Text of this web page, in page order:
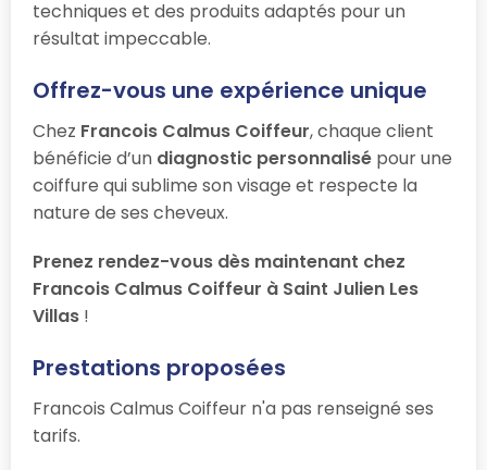
techniques et des produits adaptés pour un
résultat impeccable.
Offrez-vous une expérience unique
Chez Francois Calmus Coiffeur, chaque client
bénéficie d’un diagnostic personnalisé pour une
coiffure qui sublime son visage et respecte la
nature de ses cheveux.
Prenez rendez-vous dès maintenant chez
Francois Calmus Coiffeur à Saint Julien Les
Villas !
Prestations proposées
Francois Calmus Coiffeur n'a pas renseigné ses
tarifs.